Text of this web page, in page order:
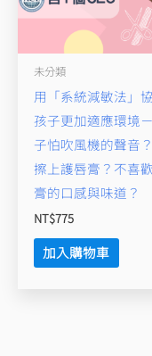
未分類
用「系統減敏法」
孩子更加適應環境
子怕吹風機的聲音
擦上護唇膏？不喜
膏的口感與味道？
NT$775
加入購物車